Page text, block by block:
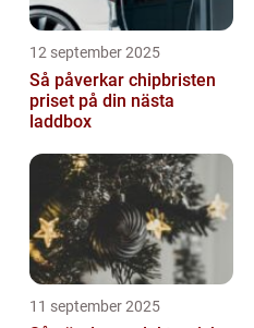
12 september 2025
Så påverkar chipbristen
priset på din nästa
laddbox
11 september 2025